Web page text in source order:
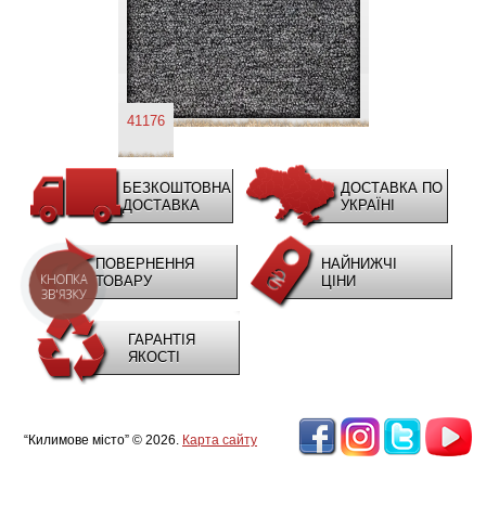
41176
БЕЗКОШТОВНА
ДОСТАВКА
ДОСТАВКА ПО
УКРАЇНІ
ПОВЕРНЕННЯ
ТОВАРУ
НАЙНИЖЧІ
ЦІНИ
ГАРАНТІЯ
ЯКОСТІ
“Килимове місто” © 2026. Карта сайту
КНОПКА
ЗВ'ЯЗКУ